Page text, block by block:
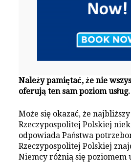
Należy pamiętać, że nie
oferują ten sam poziom usług.
Może się okazać, że
Rzeczypospolitej Polskiej
odpowiada Państwa
Rzeczypospolitej Polskiej
Niemcy różnią się poziomem